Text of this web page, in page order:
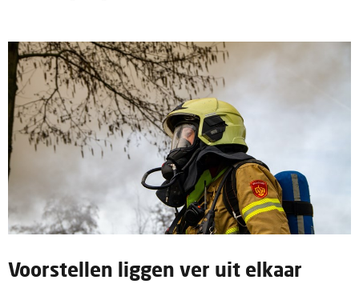
Voorstellen liggen ver uit elkaar